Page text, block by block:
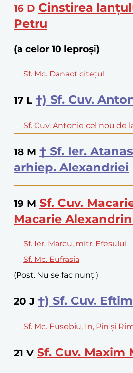
16 D Cinstirea
Petru
(a celor 10 leproși)
Sf. Mc. Danact citețul
17 L †) Sf. Cuv.
Sf. Cuv. Antonie cel nou de
18 M † Sf. Ier.
arhiep. Alexandriei
19 M Sf. Cuv.
Macarie
Sf. Ier. Marcu, mitr. Efesului
Sf. Mc. Eufrasia
(Post. Nu se fac nunți)
20 J †) Sf. Cuv.
Sf. Mc. Eusebiu, In, Pin și
21 V Sf. Cuv. Maxim